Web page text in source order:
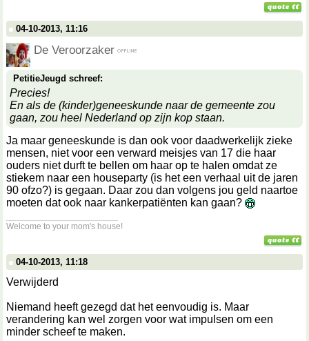
04-10-2013, 11:16
De Veroorzaker
PetitieJeugd schreef:
Precies!
En als de (kinder)geneeskunde naar de gemeente zou
gaan, zou heel Nederland op zijn kop staan.
Ja maar geneeskunde is dan ook voor daadwerkelijk zieke
mensen, niet voor een verward meisjes van 17 die haar
ouders niet durft te bellen om haar op te halen omdat ze
stiekem naar een houseparty (is het een verhaal uit de jaren
90 ofzo?) is gegaan. Daar zou dan volgens jou geld naartoe
moeten dat ook naar kankerpatiënten kan gaan?
Welcome to your mom's house!
04-10-2013, 11:18
Verwijderd
Niemand heeft gezegd dat het eenvoudig is. Maar
verandering kan wel zorgen voor wat impulsen om een
minder scheef te maken.